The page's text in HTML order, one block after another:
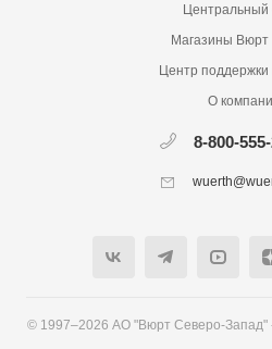
Магазины Вюрт
Центр поддержки
О
8-800-
© 1997–2026 АО "Вюрт Северо-Запад"